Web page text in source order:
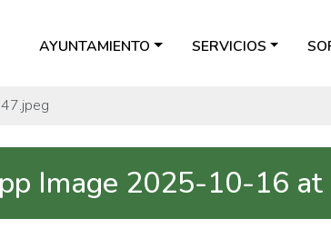
AYUNTAMIENTO SERVICIOS
Image 2025-10-16 at